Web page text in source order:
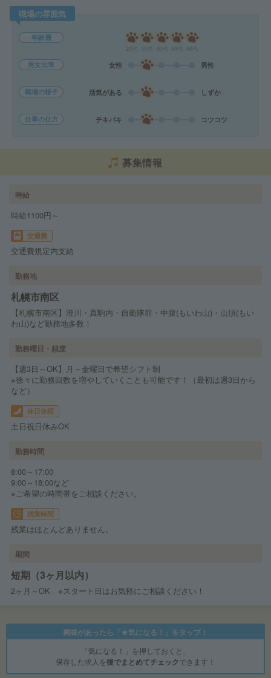
職場の雰囲気
年齢層
男女比率 女性 男性
職場の様子 活気がある しずか
仕事の仕方 テキパキ コツコツ
募集情報
時給
時給1100円～
交通費
交通費規定内支給
勤務地
札幌市南区
【札幌市南区】澄川・真駒内・自衛隊前・中腹(もいわ山)・山頂(もい
わ山)など勤務地多数！
勤務曜日・頻度
【週3日～OK】月～金曜日で希望シフト制
※徐々に勤務回数を増やしていくことも可能です！（最初は週3日から
など）
休日休暇
土日祝日休みOK
勤務時間
8:00～17:00
9:00～18:00など
※ご希望の時間帯をご相談ください。
残業時間
残業はほとんどありません。
期間
短期（3ヶ月以内）
2ヶ月～OK ※スタート日はお気軽にご相談ください！
興味があったら「★気になる！」をタップ！
「気になる！」を押しておくと、
保存した求人を後でまとめてチェックできます！